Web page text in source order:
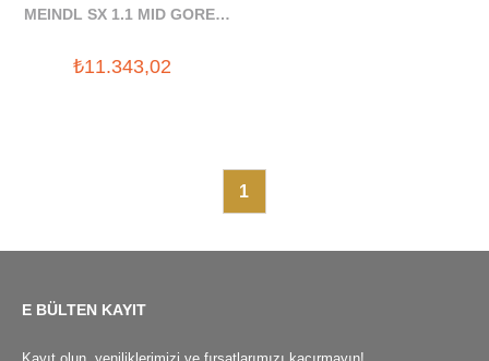
MEINDL SX 1.1 MID GORE-
₺11.343,02
1
E BÜLTEN KAYIT